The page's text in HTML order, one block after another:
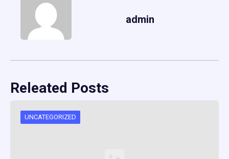
admin
Releated Posts
UNCATEGORIZED